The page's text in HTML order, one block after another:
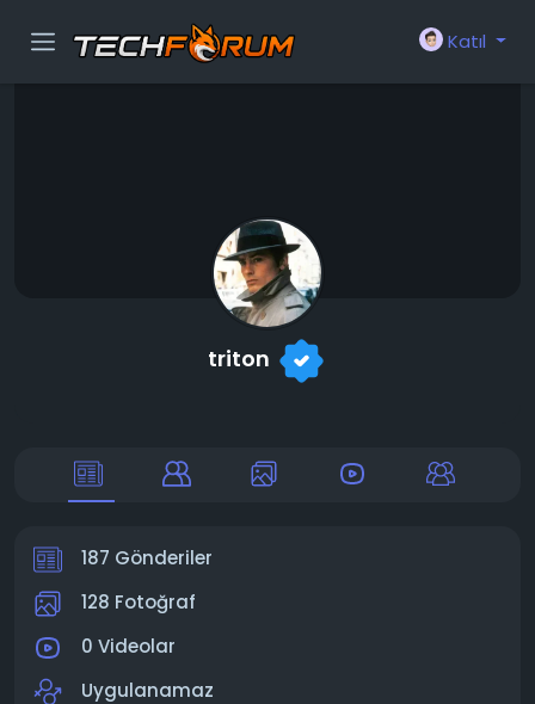
Katıl
triton
187 Gönderiler
128 Fotoğraf
0 Videolar
Uygulanamaz